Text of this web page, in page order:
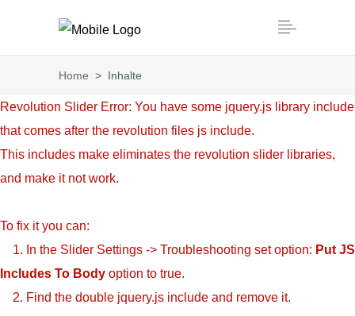
Home > Inhalte
Revolution Slider Error: You have some jquery.js library include
that comes after the revolution files js include.
This includes make eliminates the revolution slider libraries,
and make it not work.
To fix it you can:
1. In the Slider Settings -> Troubleshooting set option: Put JS
Includes To Body option to true.
2. Find the double jquery.js include and remove it.